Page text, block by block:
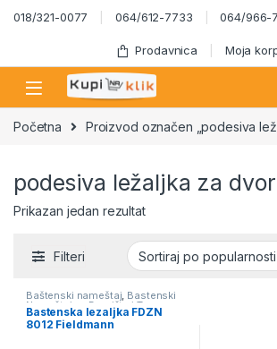
Skip to navigation
Skip to content
018/321-0077 064/612-7733 064/966-
Prodavnica Moja
Početna Proizvod označen „podesiva
podesiva ležaljka za
Prikazan jedan rezultat
Filteri
Baštenski nameštaj, Bastenski
Nameštaj za Dvorište i Terasu
Mesečna Akcija - KupinaKlik
Fieldmann - mesečna akcija
Bastenska lezaljka FDZN
8012 Fieldmann